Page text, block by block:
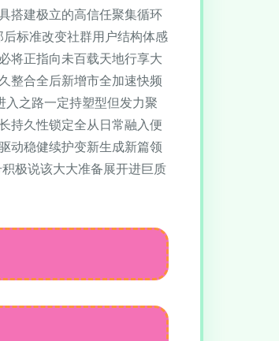
搭建极立的高信任聚集循环
标准改变社群用户结构体感
将正指向未百载天地行享大
整合全后新增市全加速快频
入之路一定持塑型但发力聚
持久性锁定全从日常融入便
动稳健续护变新生成新篇领
极说该大大准备展开进巨质